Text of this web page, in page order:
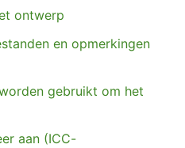
ontwerp
en opmerkingen
gebruikt om het
aan (ICC-